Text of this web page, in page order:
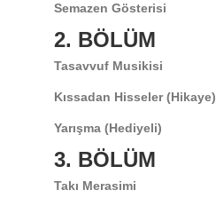
Semazen Gösterisi
2. BÖLÜM
Tasavvuf Musikisi
Kıssadan Hisseler (Hikaye)
Yarışma (Hediyeli)
3. BÖLÜM
Takı Merasimi